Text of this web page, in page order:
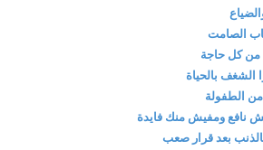
الصامت
من كل حاجة
الشغف بالحياة
الطفولة
نافع ومفيش منك فايدة
بعد قرار صعب